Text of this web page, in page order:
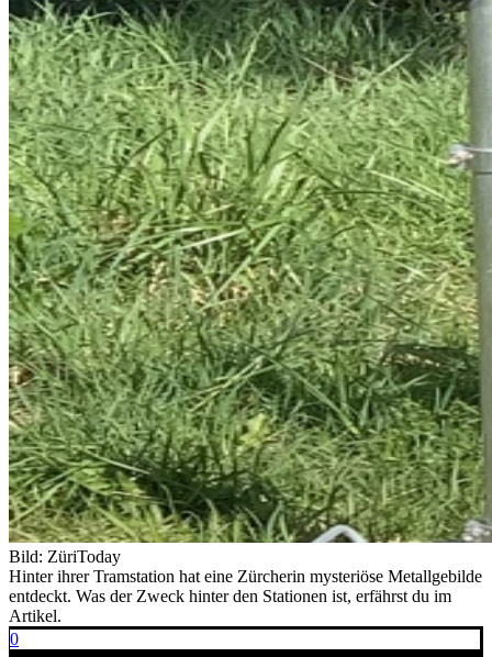
Bild: ZüriToday
Hinter ihrer Tramstation hat eine Zürcherin mysteriöse Metallgebilde
entdeckt. Was der Zweck hinter den Stationen ist, erfährst du im
Artikel.
0